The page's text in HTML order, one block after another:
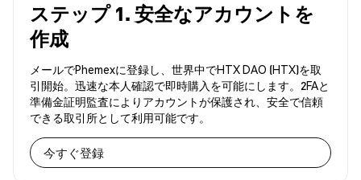
ステップ 1. 安全なアカウントを
作成
メールでPhemexに登録し、世界中でHTX DAO (HTX)を取
引開始。迅速な本人確認で即時購入を可能にします。2FAと
準備金証明監査によりアカウントが保護され、安全で信頼
できる取引所として利用可能です。
今すぐ登録